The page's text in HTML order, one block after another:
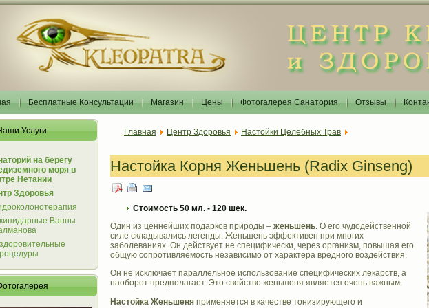
Бесплатные Консультации Магазин Цены Фотогалерея Санатория Отзывы
Услуги
на берегу
моря в
Нетании
Здоровья
Ванны
Главная Центр Здоровья Настойки Целебных Трав
Настойка Корня Женьшень (Radix Ginseng)
Стоимость 50 мл. - 120 шек.
Один из ценнейших подарков природы – женьшень . О его чудодейственной
силе складывались легенды. Женьшень эффективен при многих
заболеваниях. Он действует не специфически, через организм, повышая его
общую сопротивляемость независимо от характера вредного воздействия.
Он не исключает параллельное использование специфических лекарств, а
наоборот предполагает. Это свойство женьшеня является очень важным.
Настойка Женьшеня применяется в качестве тонизирующего и